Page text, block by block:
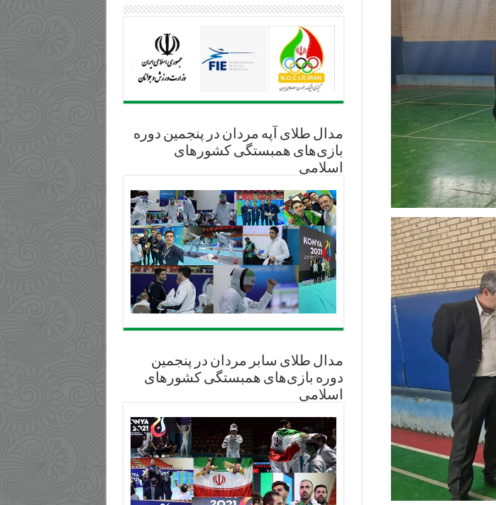
مدال طلای آپه مردان در پنجمین دوره
بازی‌های همبستگی کشورهای
اسلامی
مدال طلای سابر مردان در پنجمین
دوره بازی‌های همبستگی کشورهای
اسلامی